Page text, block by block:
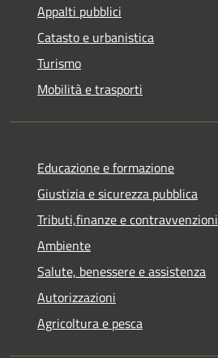
Appalti pubblici
Catasto e urbanistica
Turismo
Mobilità e trasporti
Educazione e formazione
Giustizia e sicurezza pubblica
Tributi,finanze e contravvenzioni
Ambiente
Salute, benessere e assistenza
Autorizzazioni
Agricoltura e pesca